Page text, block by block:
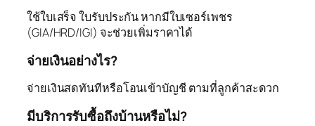
ใช้ใบเสร็จ ใบรับประกัน หากมีใบเซอร์เพชร
(GIA/HRD/IGI) จะช่วยเพิ่มราคาได้
จ่ายเงินอย่างไร?
จ่ายเงินสดทันทีหรือโอนเข้าบัญชี ตามที่ลูกค้าสะดวก
มีบริการรับซื้อถึงบ้านหรือไม่?